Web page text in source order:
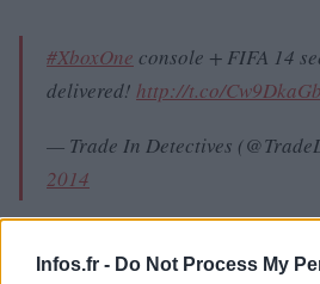
Infos.fr - Do Not Process My
#XboxOne console + FIFA 14
delivered! http://t.co/
— Trade In Detectives
2014